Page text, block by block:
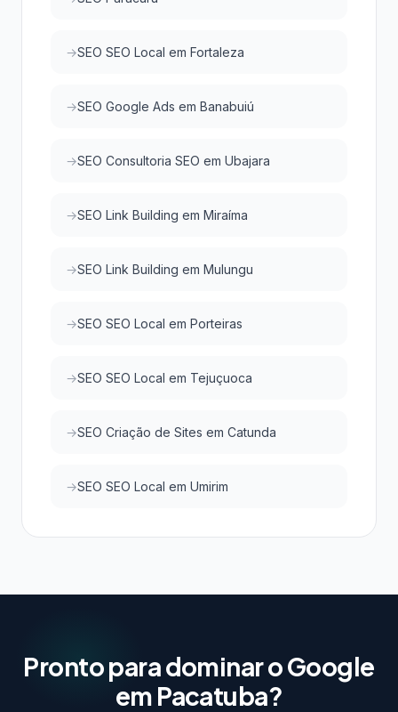
SEO SEO Local em Fortaleza
SEO Google Ads em Banabuiú
SEO Consultoria SEO em Ubajara
SEO Link Building em Miraíma
SEO Link Building em Mulungu
SEO SEO Local em Porteiras
SEO SEO Local em Tejuçuoca
SEO Criação de Sites em Catunda
SEO SEO Local em Umirim
Pronto para dominar o Google
em Pacatuba?